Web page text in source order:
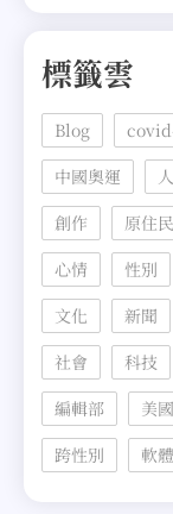
標籤雲
Blog
中國奧運
創作
原住民
心情
性別
文化
新聞
社會
科技
編輯部
美國
跨性別
軟體